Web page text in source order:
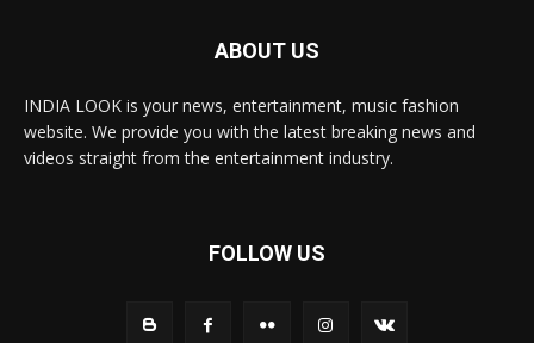
ABOUT US
INDIA LOOK is your news, entertainment, music fashion
website. We provide you with the latest breaking news and
videos straight from the entertainment industry.
FOLLOW US